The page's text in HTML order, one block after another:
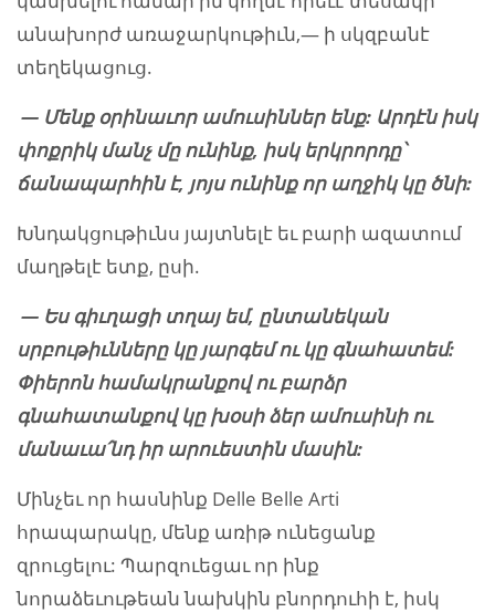
անախորժ առաջարկութիւն,— ի սկզբանէ
տեղեկացուց.
— Մենք օրինաւոր ամուսիններ ենք: Արդէն իսկ
փոքրիկ մանչ մը ունինք, իսկ երկրորդը՝
ճանապարհին է, յոյս ունինք որ աղջիկ կը ծնի:
Խնդակցութիւնս յայտնելէ եւ բարի ազատում
մաղթելէ ետք, ըսի.
— Ես գիւղացի տղայ եմ, ընտանեկան
սրբութիւնները կը յարգեմ ու կը գնահատեմ:
Փիերոն համակրանքով ու բարձր
գնահատանքով կը խօսի ձեր ամուսինի ու
մանաւա՛նդ իր արուեստին մասին:
Մինչեւ որ հասնինք Delle Belle Arti
հրապարակը, մենք առիթ ունեցանք
զրուցելու: Պարզուեցաւ որ ինք
նորաձեւութեան նախկին բնորդուհի է, իսկ